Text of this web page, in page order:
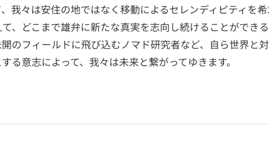
我々は安住の地ではなく移動によるセレンディピティを希
、どこまで雄弁に新たな真実を志向し続けることができる
のフィールドに飛び込むノマド研究者など、自ら世界と
る意志によって、我々は未来と繋がってゆきます。